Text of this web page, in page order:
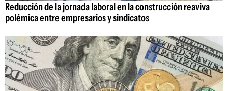
Reducción de la jornada laboral en la construcción reaviva
polémica entre empresarios y sindicatos